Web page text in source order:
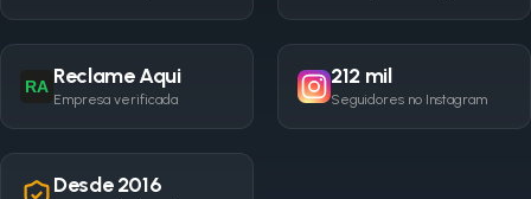
RA Reclame Aqui
Empresa verificada
212 mil
Seguidores no Instagram
Desde 2016